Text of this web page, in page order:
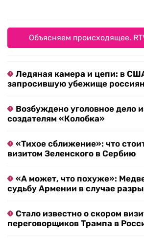
Объясняем происходящее.
Ледяная камера и цепи: в
запросившую убежище
Возбуждено уголовное дело
создателям «Колобка»
«Тихое сближение»: что
визитом Зеленского в Сербию
«А может, что похуже»:
судьбу Армении в случае
Стало известно о скором
переговорщиков Трампа в